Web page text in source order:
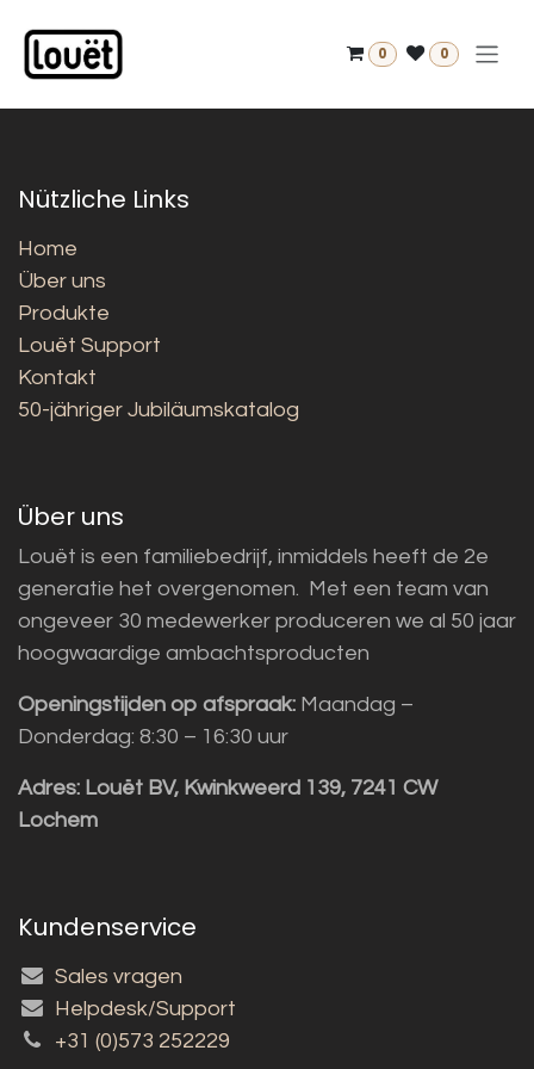
0 0
Nützliche Links
Home
Über uns
Produkte
Louët Support
Kontakt
50-jähriger Jubiläumskatalog
Über uns
Louët is een familiebedrijf, inmiddels heeft de 2e
generatie het overgenomen. Met een team van
ongeveer 30 medewerker produceren we al 50 jaar
hoogwaardige ambachtsproducten
Openingstijden op afspraak: Maandag –
Donderdag: 8:30 – 16:30 uur
Adres: Louët BV, Kwinkweerd 139, 7241 CW
Lochem
Kundenservice
Sales vragen
Helpdesk/Support
+31 (0)573 252229